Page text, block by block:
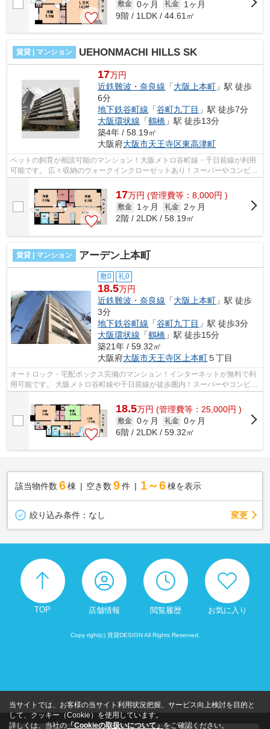
敷金 0ヶ月 礼金
1ヶ月
9階 / 1LDK / 44.61㎡
賃貸 | マンション UEHONMACHI HILLS SK
17万円
近鉄難波・奈良線 「大阪上本町 」駅 徒歩
6分
地下鉄谷町線 「谷町九丁目 」駅 徒歩7分
大阪環状線 「鶴橋 」駅 徒歩13分
築4年 / 58.19㎡
大阪府大阪市天王寺区東高津町
ペットの飼育が相談可能のマンション！大阪メトロ谷町線・千日前線が利用
可能です。 広々収納のウォークインクローゼットあり！スーパーやコンビニ
17万円 (管理費等：8,000円 )
敷金 1ヶ月 礼金 2ヶ月
2階 / 2LDK / 58.19㎡
賃貸 | マンション アーデン上本町
敷0 礼0
18.5万円
近鉄難波・奈良線 「大阪上本町 」駅 徒歩
3分
地下鉄谷町線 「谷町九丁目 」駅 徒歩3分
大阪環状線 「鶴橋 」駅 徒歩15分
築21年 / 59.32㎡
大阪府大阪市天王寺区 上本町５丁目
オートロック・宅配ボックス完備のマンション！インターネットが無料で利
用可能です。 大阪メトロ谷町線や千日前線が徒歩圏内！スーパーやコンビニ
など買い物に便利で、子育て世代に...
18.5万円 (管理費等：25,000円 )
敷金 0ヶ月 礼金 0ヶ月
6階 / 2LDK / 59.32㎡
該当物件数 6棟 空き数 9 件 1～6 棟を表示
絞り込み条件： なし 変更
TOP 店舗情報 閲覧履歴 お気に入り
Copy right(c) 賃貸DESIGN All Rights Reserved.
当サイトでは、お客様の当サイト利用状況把握、サービス向上検討を目的と
して、クッキー（Cookie）を使用しています。
詳しくは、当社の 「Cookieの取扱いについて」 をご確認ください。